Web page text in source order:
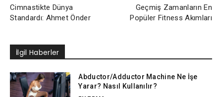
Cimnastikte Dünya
Standardı: Ahmet Önder
Geçmiş Zamanların En
Popüler Fitness Akımları
İlgil Haberler
Abductor/Adductor Machine Ne İşe
Yarar? Nasıl Kullanılır?